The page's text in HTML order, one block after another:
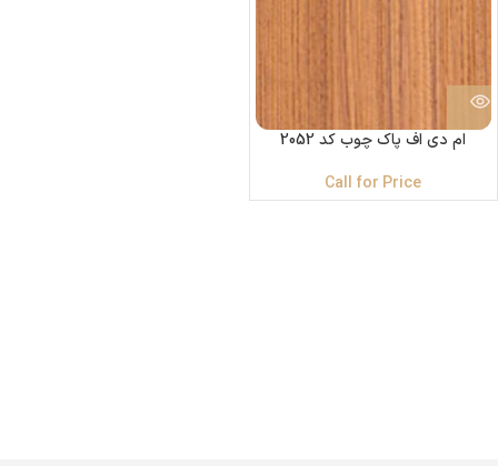
ام دی اف پاک چوب کد 2052
Call for Price